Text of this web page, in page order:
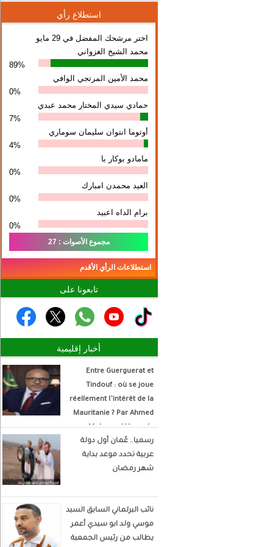
استطلاع رأي
اختر مرشحك المفضل في 29 مايو
محمد الشيخ الغزواني
89%
محمد الأمين المرتجي الوافي
0%
حمادي سيدي المختار محمد عبدي
7%
أوتوما انتوان سلیمان سوماري
4%
مامادو بوكار با
0%
العيد محمدن امبارك
0%
برام الداه اعبيد
0%
مجموع الأصوات : 27
استطلاعات الرأي الأقدم
تابعونا على
أخبار إقليمية
Entre Guerguerat et
Tindouf : où se joue
réellement l’intérêt de la
Mauritanie ? Par Ahmed
Mohamed Hamada
Écrivain et analyste
politique
رسميا.. عُمان أول دولة
عربية تحدد موعد بداية
شهر رمضان
نائب البرلماني السابق السيد
موسي ولد ابو سيدي أعمر
يطالب من رئيس الجمعية